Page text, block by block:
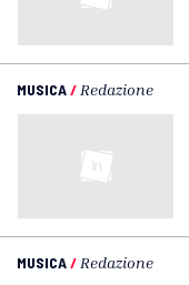
MUSICA/ Redazione
MUSICA/ Redazione